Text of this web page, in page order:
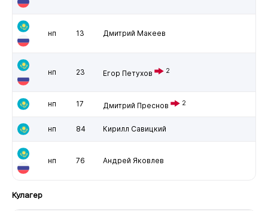
нп 13 Дмитрий Макеев
нп 23 Егор Петухов 2
нп 17 Дмитрий Преснов 2
нп 84 Кирилл Савицкий
нп 76 Андрей Яковлев
Кулагер